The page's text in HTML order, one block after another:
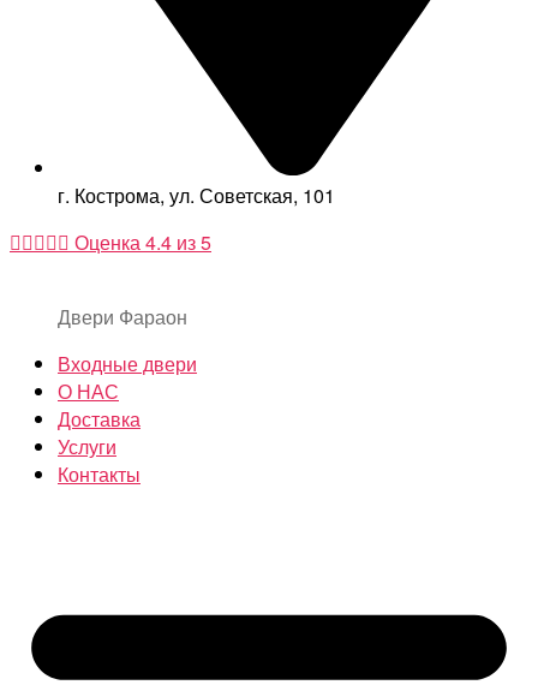
г. Кострома, ул. Советская, 101
 Оценка 4.4 из 5
Двери Фараон
Входные двери
О НАС
Доставка
Услуги
Контакты